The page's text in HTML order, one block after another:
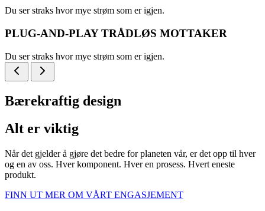
Du ser straks hvor mye strøm som er igjen.
PLUG-AND-PLAY TRÅDLØS MOTTAKER
Du ser straks hvor mye strøm som er igjen.
Bærekraftig design
Alt er viktig
Når det gjelder å gjøre det bedre for planeten vår, er det opp til hver
og en av oss. Hver komponent. Hver en prosess. Hvert eneste
produkt.
FINN UT MER OM VÅRT ENGASJEMENT